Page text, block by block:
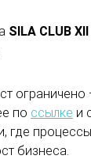
SILA CLUB XII
ограничено
по ссылке и
где
бизнеса.